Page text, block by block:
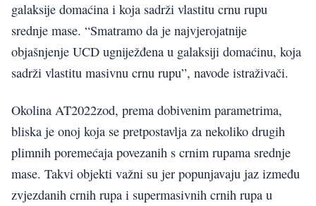
galaksije domaćina i koja sadrži vlastitu crnu rupu
srednje mase. “Smatramo da je najvjerojatnije
objašnjenje UCD ugniježđena u galaksiji domaćinu, koja
sadrži vlastitu masivnu crnu rupu”, navode istraživači.
Okolina AT2022zod, prema dobivenim parametrima,
bliska je onoj koja se pretpostavlja za nekoliko drugih
plimnih poremećaja povezanih s crnim rupama srednje
mase. Takvi objekti važni su jer popunjavaju jaz između
zvjezdanih crnih rupa i supermasivnih crnih rupa u